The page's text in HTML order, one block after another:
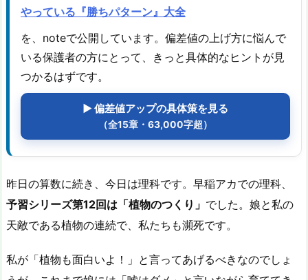
やっている『勝ちパターン』大全
を、noteで公開しています。偏差値の上げ方に悩んで
いる保護者の方にとって、きっと具体的なヒントが見
つかるはずです。
▶ 偏差値アップの具体策を見る
（全15章・63,000字超）
昨日の算数に続き、今日は理科です。早稲アカでの理科、
予習シリーズ第12回は「植物のつくり」 でした。娘と私の
天敵である植物の連続で、私たちも瀕死です。
私が「植物も面白いよ！」と言ってあげるべきなのでしょ